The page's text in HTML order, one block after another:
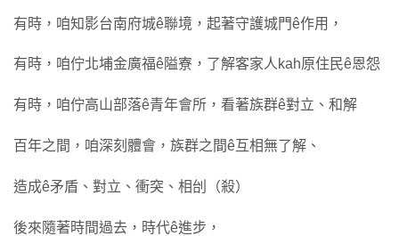
有時，咱知影台南府城ê聯境，起著守護城門ê作用，
有時，咱佇北埔金廣福ê隘寮，了解客家人kah原住民ê恩怨
有時，咱佇高山部落ê青年會所，看著族群ê對立、和解
百年之間，咱深刻體會，族群之間ê互相無了解、
造成ê矛盾、對立、衝突、相刣（殺）
後來隨著時間過去，時代ê進步，